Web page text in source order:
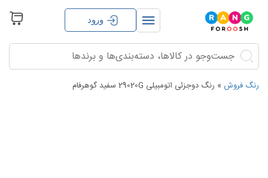
جستجو
برای:
جستجو
ورود
رنگ فروش » رنگ دوجزئی اتومبیلی 29020G سفید گوهرفام